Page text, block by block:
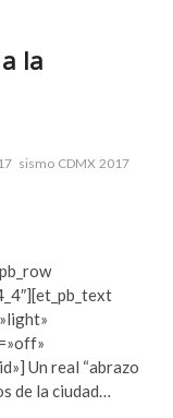
la
sismo CDMX 2017
Un real “abrazo
de la ciudad…